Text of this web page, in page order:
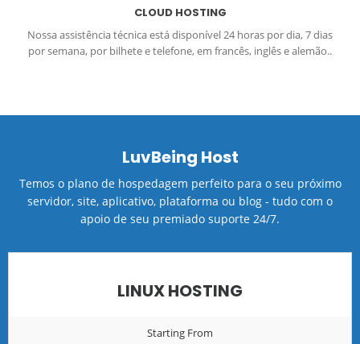
CLOUD HOSTING
Nossa assistência técnica está disponível 24 horas por dia, 7 dias
por semana, por bilhete e telefone, em francês, inglês e alemão..
LuvBeing Host
Temos o plano de hospedagem perfeito para o seu próximo
servidor, site, aplicativo, plataforma ou blog - tudo com o
apoio de seu premiado suporte 24/7.
LINUX HOSTING
Starting From